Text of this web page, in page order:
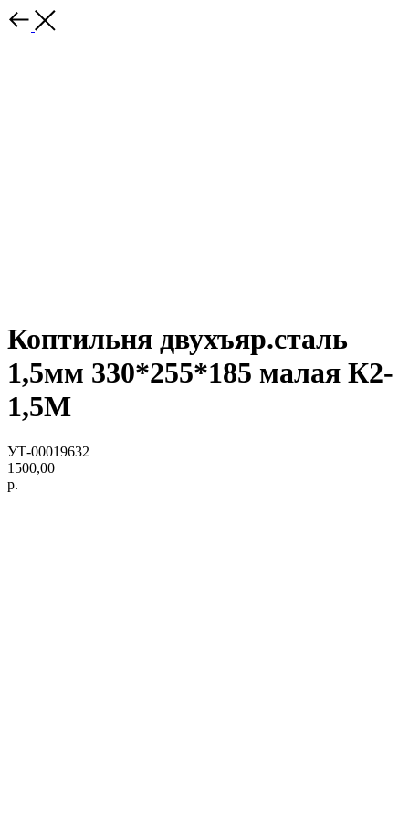
Коптильня двухъяр.сталь
1,5мм 330*255*185 малая К2-
1,5М
УТ-00019632
1500,00
р.